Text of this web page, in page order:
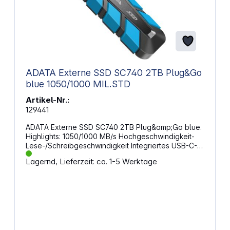
ADATA Externe SSD SC740 2TB Plug&Go
blue 1050/1000 MIL.STD
Artikel-Nr.:
129441
ADATA Externe SSD SC740 2TB Plug&amp;Go blue.
Highlights: 1050/1000 MB/s Hochgeschwindigkeit-
Lese-/Schreibgeschwindigkeit Integriertes USB-C-
Übertragungskabel für bequemere Aufbewahrung
und Portabilität 1,22 m MIL-STD-Sturzfestigkeit
Lagernd, Lieferzeit: ca. 1-5 Werktage